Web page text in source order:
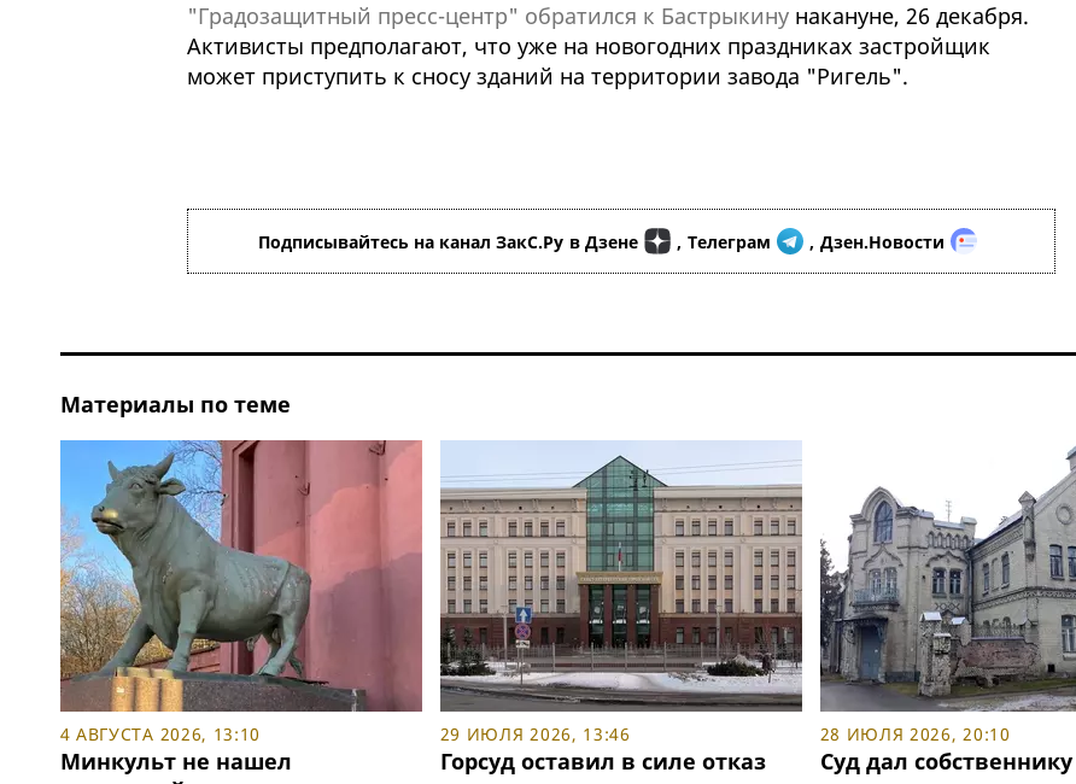
"Градозащитный пресс-центр" обратился к Бастрыкинунакануне, 26 декабря.
Активисты предполагают, что уже на новогодних праздниках застройщик
может приступить к сносу зданий на территории завода "Ригель".
Подписывайтесь на канал ЗакС.Ру в Дзене , Телеграм , Дзен.Новости
Материалы по теме
4 АВГУСТА 2026, 13:10
Минкульт не нашел
29 ИЮЛЯ 2026, 13:46
Горсуд оставил в силе отказ
28 ИЮЛЯ 2026, 20:10
Суд дал